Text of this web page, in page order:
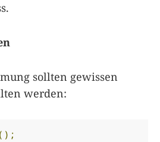
sollten gewissen
werden:
();